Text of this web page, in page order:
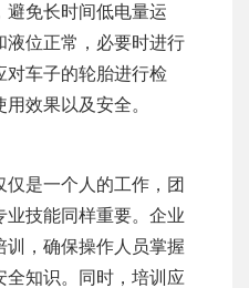
避免长时间低电量运
液位正常，必要时进行
对车子的轮胎进行检
效果以及安全。
是一个人的工作，团
业技能同样重要。企业
训，确保操作人员掌握
全知识。同时，培训应